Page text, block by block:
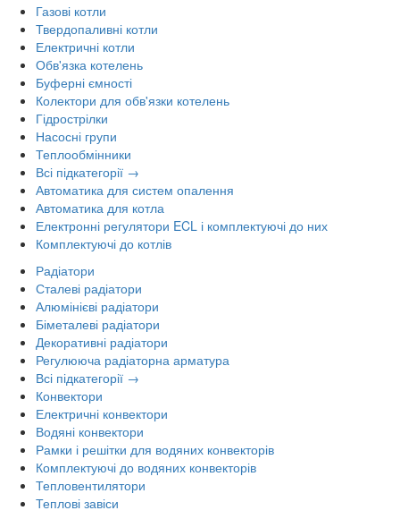
Газові котли
Твердопаливні котли
Електричні котли
Обв'язка котелень
Буферні ємності
Колектори для обв'язки котелень
Гідрострілки
Насосні групи
Теплообмінники
Всі підкатегорії →
Автоматика для систем опалення
Автоматика для котла
Електронні регулятори ECL і комплектуючі до них
Комплектуючі до котлів
Радіатори
Сталеві радіатори
Алюмінієві радіатори
Біметалеві радіатори
Декоративні радіатори
Регулююча радіаторна арматура
Всі підкатегорії →
Конвектори
Електричні конвектори
Водяні конвектори
Рамки і решітки для водяних конвекторів
Комплектуючі до водяних конвекторів
Тепловентилятори
Теплові завіси